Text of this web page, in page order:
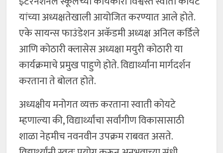
यांच्या अध्यक्षतेखाली आयोजित करण्यात आले होते.
एके सायन्स फाउंडेशन अकॅडमी अध्यक्ष अनिल कर्डिले
आणि कोठारी क्लासेस अध्यक्षा मयुरी कोठारी या
कार्यक्रमाचे प्रमुख पाहुणे होते. विद्यार्थ्यांना मार्गदर्शन
करताना ते बोलत होते.
अध्यक्षीय मनोगत व्यक्त करताना स्वाती कोयटे
म्हणाल्या की, विद्यार्थ्यांचा सर्वांगीण विकासासाठी
शाळा नेहमीच नवनवीन उपक्रम राबवत असते.